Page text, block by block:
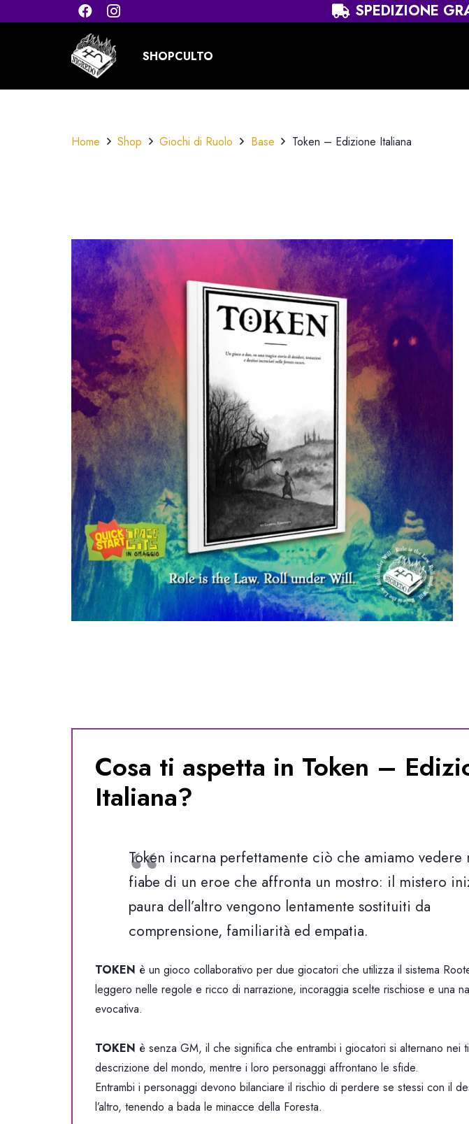
SPEDIZIONE
SHOPCULTO
Home Shop Giochi di Ruolo Base Token – Edizione Italiana
Cosa ti aspetta in Token –
Italiana?
Token incarna perfettamente ciò che amiamo vedere
fiabe di un eroe che affronta un mostro: il mistero
paura dell’altro vengono lentamente sostituiti da
comprensione, familiarità ed empatia.
TOKEN è un gioco collaborativo per due giocatori che utilizza il sistema
leggero nelle regole e ricco di narrazione, incoraggia scelte rischiose e una
evocativa.
TOKEN è senza GM, il che significa che entrambi i giocatori si alternano nei
descrizione del mondo, mentre i loro personaggi affrontano le sfide.
Entrambi i personaggi devono bilanciare il rischio di perdere se stessi con il
l’altro, tenendo a bada le minacce della Foresta.